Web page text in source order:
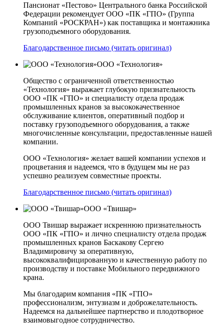
Пансионат «Пестово» Центрального банка Российской
Федерации рекомендует ООО «ПК «ГПО» (Группа
Компаний «РОСКРАН») как поставщика и монтажника
грузоподъемного оборудования.
Благодарственное письмо (читать оригинал)
ООО «Технология»
Общество с ограниченной ответственностью
«Технология» выражает глубокую признательность
ООО «ПК «ГПО» и специалисту отдела продаж
промышленных кранов за высококачественное
обслуживание клиентов, оперативный подбор и
поставку грузоподъемного оборудования, а также
многочисленные консультации, предоставленные нашей
компании.
ООО «Технология» желает вашей компании успехов и
процветания и надеемся, что в будущем мы не раз
успешно реализуем совместные проекты.
Благодарственное письмо (читать оригинал)
ООО «Твишар»
ООО Твишар выражает искреннюю признательность
ООО «ПК «ГПО» и лично специалисту отдела продаж
промышленных кранов Баскакову Сергею
Владимировичу за оперативную,
высококвалифицированную и качественную работу по
производству и поставке Мобильного передвижного
крана.
Мы благодарим компания «ПК «ГПО»
профессионализм, энтузиазм и доброжелательность.
Надеемся на дальнейшее партнерство и плодотворное
взаимовыгодное сотрудничество.